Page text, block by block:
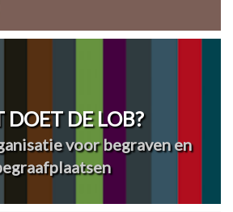
DOET DE LOB?
voor begraven en